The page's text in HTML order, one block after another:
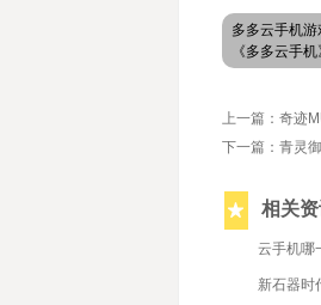
多多云手机
《多多云手
上一篇：奇迹
下一篇：青灵
相关
云手机哪
新石器时